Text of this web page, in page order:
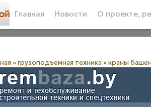
Главная Новости О проекте,
»грузоподъемная техника »краны